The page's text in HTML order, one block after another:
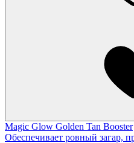
Magic Glow Golden Tan Booster
Обеспечивает ровный загар,